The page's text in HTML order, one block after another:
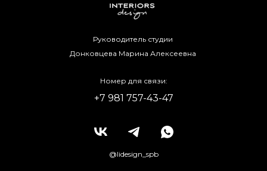
+7 981 757-43-47
Номер для связи:
Руководитель студии
Донковцева Марина Алексеевна
@lidesign_spb